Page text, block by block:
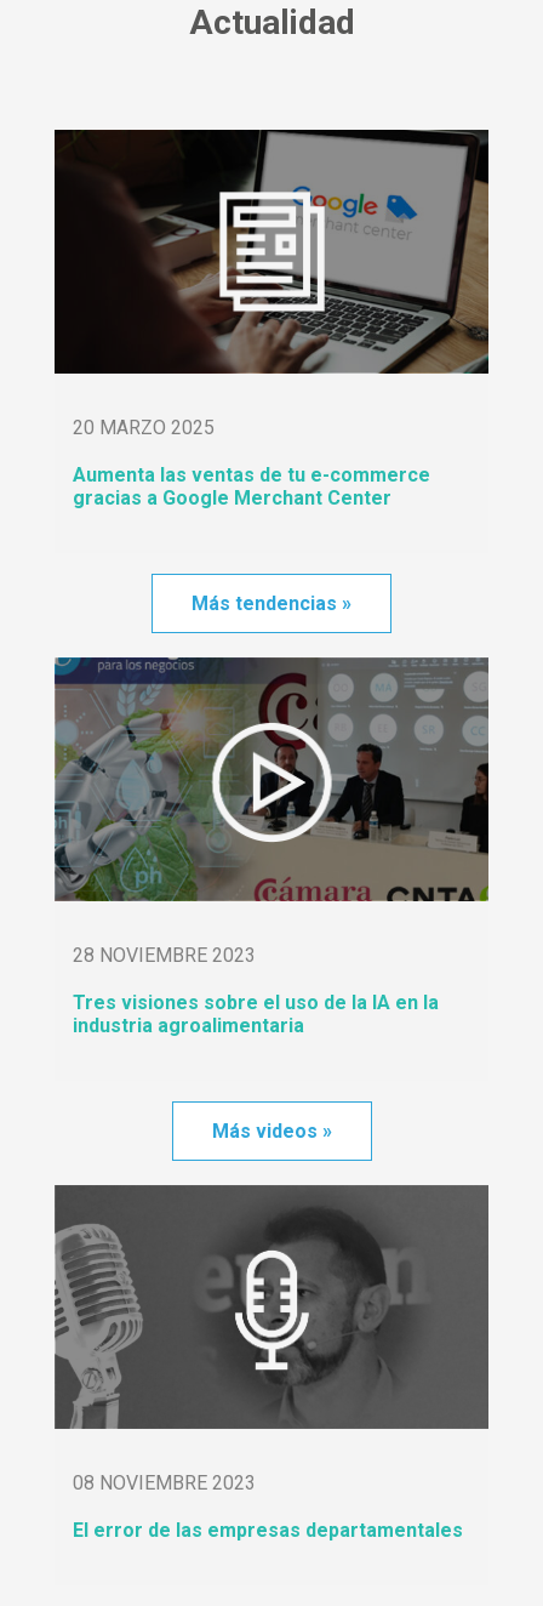
Actualidad
20 MARZO 2025
Aumenta las ventas de tu e-commerce
gracias a Google Merchant Center
Más tendencias »
28 NOVIEMBRE 2023
Tres visiones sobre el uso de la IA en la
industria agroalimentaria
Más videos »
08 NOVIEMBRE 2023
El error de las empresas departamentales